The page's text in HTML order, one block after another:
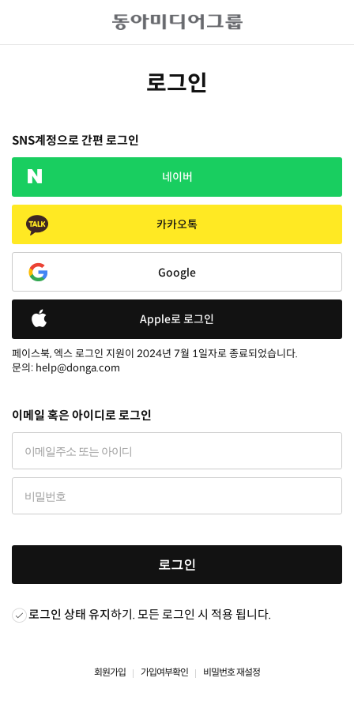
로그인
SNS계정으로 간편 로그인
네이버
카카오톡
Google
Apple로 로그인
페이스북, 엑스 로그인 지원이 2024년 7월 1일자로 종료되었습니다.
문의: help@donga.com
이메일 혹은 아이디로 로그인
로그인
로그인 상태 유지하기. 모든 로그인 시 적용 됩니다.
회원가입 가입여부확인 비밀번호 재설정